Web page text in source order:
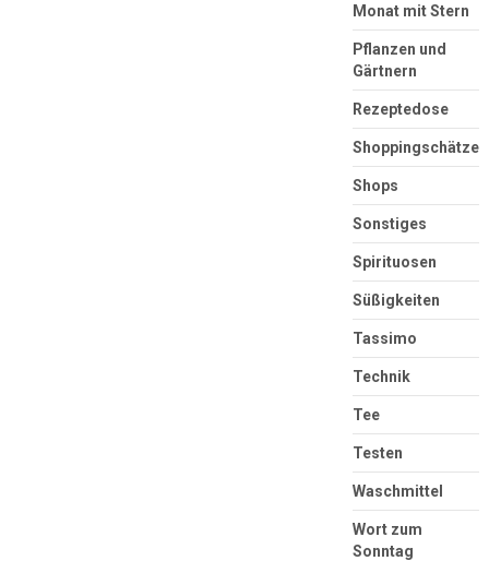
Monat mit Stern
Pflanzen und
Gärtnern
Rezeptedose
Shoppingschätze
Shops
Sonstiges
Spirituosen
Süßigkeiten
Tassimo
Technik
Tee
Testen
Waschmittel
Wort zum
Sonntag